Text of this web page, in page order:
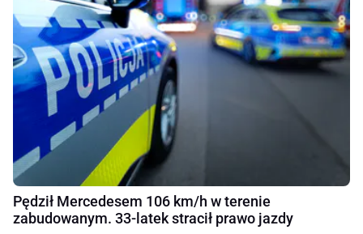
Pędził Mercedesem 106 km/h w terenie
zabudowanym. 33-latek stracił prawo jazdy